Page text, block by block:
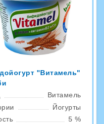
"Витамель"
Витамель
Йогурты
5 %